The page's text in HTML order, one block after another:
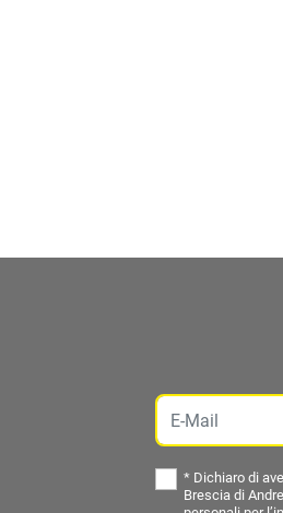
Email
* Dichiaro di
Brescia di